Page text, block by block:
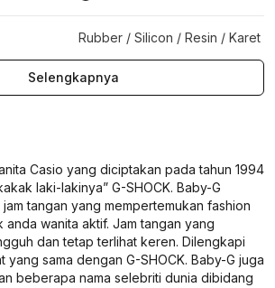
Rubber / Silicon / Resin / Karet
Selengkapnya
Casio yang diciptakan pada tahun 1994
laki-lakinya” G-SHOCK. Baby-G
tangan yang mempertemukan fashion
wanita aktif. Jam tangan yang
dan tetap terlihat keren. Dilengkapi
sama dengan G-SHOCK. Baby-G juga
beberapa nama selebriti dunia dibidang